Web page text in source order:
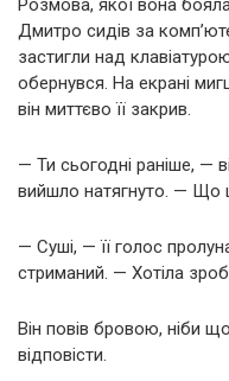
Розмова, якої вона
Дмитро сидів за
застигли над
обернувся. На екрані
він миттєво її закрив.
— Ти сьогодні раніше, —
вийшло натягнуто. — Що
— Суші, — її голос
стриманий. — Хотіла
Він повів бровою, ніби
відповісти.